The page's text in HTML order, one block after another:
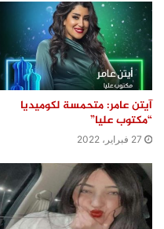
آيتن عامر: متحمسة لكوميديا
“مكتوب عليا”
27 فبراير، 2022